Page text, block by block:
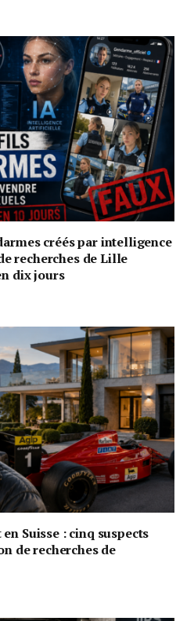
créés par intelligence
recherches de Lille
dix jours
Suisse : cinq suspects
de recherches de